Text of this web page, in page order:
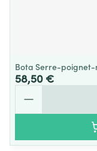
Bota Serre-poignet-
58,50 €